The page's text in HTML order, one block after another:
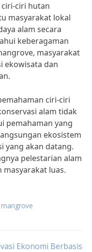
ciri hutan
masyarakat lokal
alam secara
keberagaman
masyarakat
ekowisata dan
ciri-ciri
alam tidak
pemahaman yang
ekosistem
yang akan datang.
pelestarian alam
luas.
Ekonomi Berbasis